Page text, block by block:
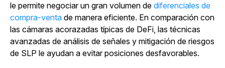
le permite negociar un gran volumen de diferenciales de
compra-venta de manera eficiente. En comparación con
las cámaras acorazadas típicas de DeFi, las técnicas
avanzadas de análisis de señales y mitigación de riesgos
de SLP le ayudan a evitar posiciones desfavorables.